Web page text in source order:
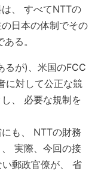
、 すべてNTTの
日本の体制でその
る。
るが)、米国のFCC
に対して公正な競
、 必要な規制を
も、 NTTの財務
実際、今回の接
郵政官僚が、 省